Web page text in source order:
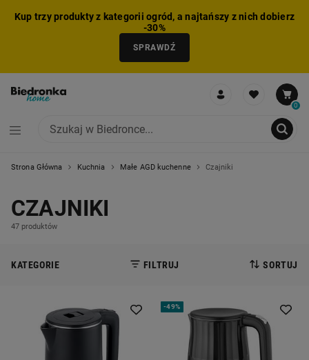
Kup trzy produkty z kategorii ogród, a najtańszy z nich dobierz
-30%
SPRAWDŹ
0
Strona Główna Kuchnia Małe AGD kuchenne Czajniki
CZAJNIKI
47 produktów
KATEGORIE FILTRUJ SORTUJ
-49%